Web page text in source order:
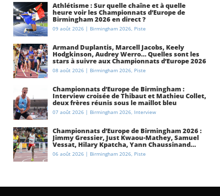
Athlétisme : Sur quelle chaîne et à quelle
heure voir les Championnats d’Europe de
Birmingham 2026 en direct ?
09 août 2026 | Birmingham 2026 Piste
Armand Duplantis, Marcell Jacobs, Keely
Hodgkinson, Audrey Werro… Quelles sont les
stars à suivre aux Championnats d’Europe 2026
à Birmingham ?
08 août 2026 | Birmingham 2026 Piste
Championnats d’Europe de Birmingham :
Interview croisée de Thibaut et Mathieu Collet,
deux frères réunis sous le maillot bleu
07 août 2026 | Birmingham 2026 Interview
Championnats d’Europe de Birmingham 2026 :
Jimmy Gressier, Just Kwaou-Mathey, Samuel
Vessat, Hilary Kpatcha, Yann Chaussinand…
Présentation de l’équipe de France
d’athlétisme
06 août 2026 | Birmingham 2026 Piste